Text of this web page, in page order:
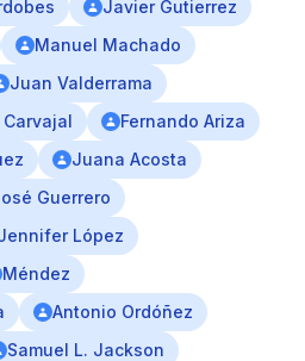
Javier Gutierrez
Manuel Machado
Juan Valderrama
Carvajal
Fernando Ariza
Juana Acosta
Guerrero
López
Méndez
Antonio Ordóñez
Samuel L. Jackson